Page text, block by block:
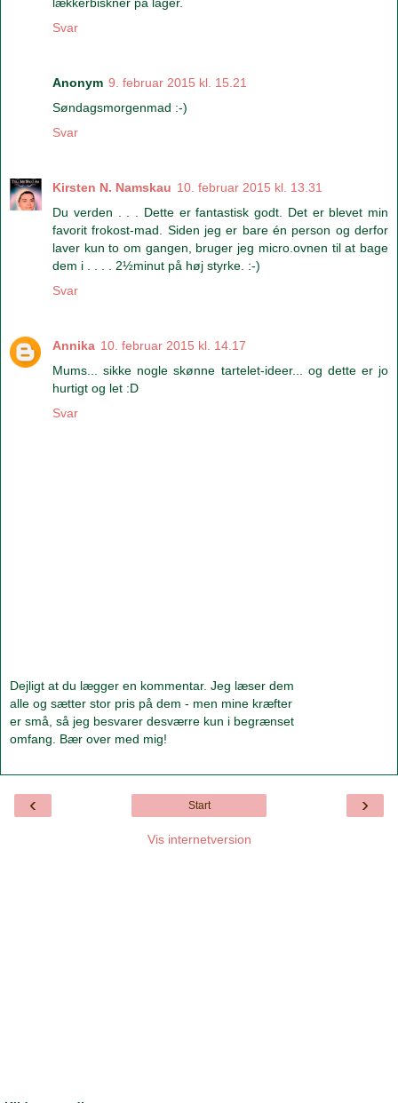
Svar
Anonym 9. februar 2015 kl. 15.21
Søndagsmorgenmad :-)
Svar
Kirsten N. Namskau 10. februar 2015 kl. 13.31
Du verden . . . Dette er fantastisk godt. Det er blevet min
favorit frokost-mad. Siden jeg er bare én person og derfor
laver kun to om gangen, bruger jeg micro.ovnen til at bage
dem i . . . . 2½minut på høj styrke. :-)
Svar
Annika 10. februar 2015 kl. 14.17
Mums... sikke nogle skønne tartelet-ideer... og dette er jo
hurtigt og let :D
Svar
Dejligt at du lægger en kommentar. Jeg læser dem
alle og sætter stor pris på dem - men mine kræfter
er små, så jeg besvarer desværre kun i begrænset
omfang. Bær over med mig!
‹ ›
Start
Vis internetversion